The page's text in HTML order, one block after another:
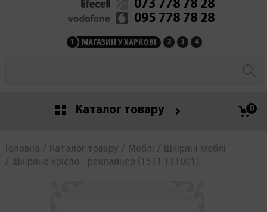
073 778 78 28
095 778 78 28
1 МАГАЗИН У ХАРКОВІ 2 МАГАЗИН НА
3 СЕРВІСНИЙ ЦЕНТР
4
Каталог товару 0
Головна Каталог товару Меблі
Шкіряні меблі
Шкіряне крісло - реклайнер (1511.131001)